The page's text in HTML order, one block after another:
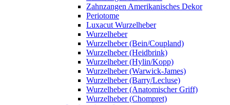
Zahnzangen Amerikanisches Dekor
Periotome
Luxacut Wurzelheber
Wurzelheber
Wurzelheber (Bein/Coupland)
Wurzelheber (Heidbrink)
Wurzelheber (Hylin/Kopp)
Wurzelheber (Warwick-James)
Wurzelheber (Barry/Lecluse)
Wurzelheber (Anatomischer Griff)
Wurzelheber (Chompret)